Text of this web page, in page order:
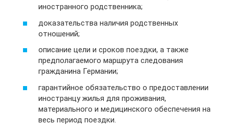
иностранного родственника;
доказательства наличия родственных
отношений;
описание цели и сроков поездки, а также
предполагаемого маршрута следования
гражданина Германии;
гарантийное обязательство о предоставлении
иностранцу жилья для проживания,
материального и медицинского обеспечения на
весь период поездки.